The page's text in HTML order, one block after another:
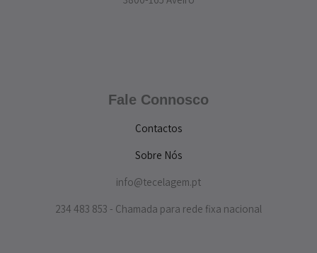
Fale Connosco
Contactos
Sobre Nós
info@tecelagem.pt
234 483 853 - Chamada para rede fixa nacional